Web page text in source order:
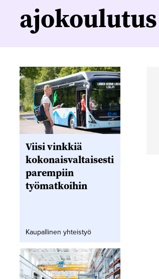
ajokoulutus
Viisi vinkkiä
kokonaisvaltaisesti
parempiin
työmatkoihin
Kaupallinen yhteistyö